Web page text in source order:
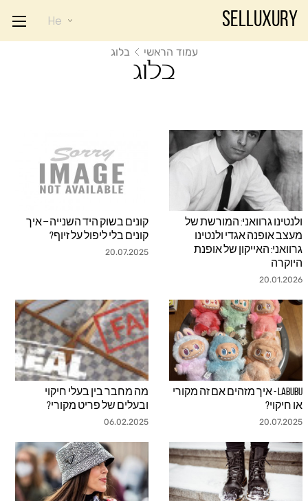
Selluxury
He
עמוד הראשי בלוג
בלוג
js.link_more
ולנטינו גרוואני: המורשת של
מעצב אופנה אגדי ולנטינו
גרוואני: האייקון של אופנת
היוקרה
20.01.2026
js.link_more
קונים בשוק היד השנייה – איך
קונים בלי ליפול על זיוף?
20.07.2025
js.link_more
Labubu - איך מזהים אם זה מקורי
או חיקוי?
20.07.2025
js.link_more
מה מחבר בין בעלי חיקוי
ובעלים של פריט מקורי?
06.02.2025